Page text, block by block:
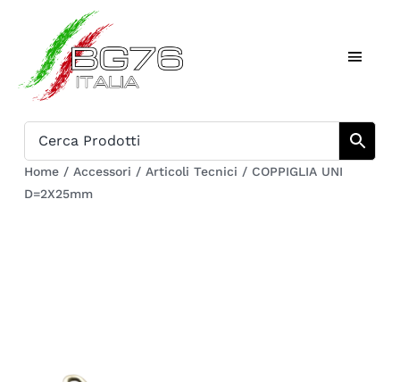
contenuto
Toggle
Catalogo
Home / Accessori / Articoli Tecnici / COPPIGLIA UNI
D=2X25mm